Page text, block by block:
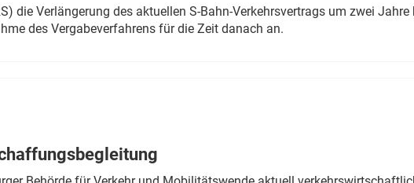
die Verlängerung des aktuellen S-Bahn-Verkehrsvertrags um zwei Jahre
des Vergabeverfahrens für die Zeit danach an.